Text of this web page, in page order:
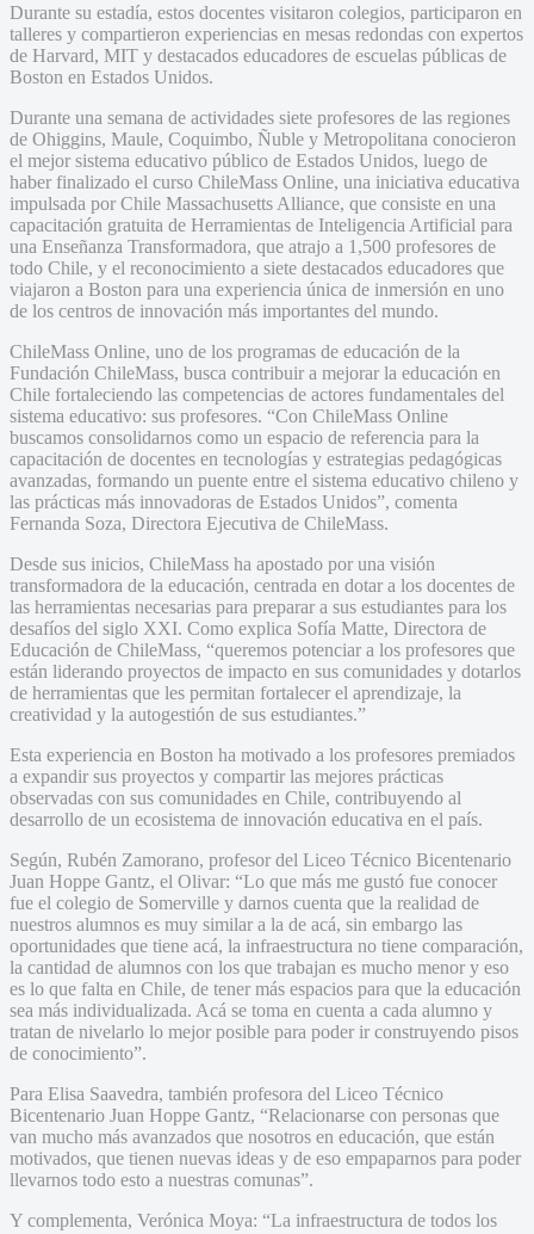
Durante su estadía, estos docentes visitaron colegios, participaron en
talleres y compartieron experiencias en mesas redondas con expertos
de Harvard, MIT y destacados educadores de escuelas públicas de
Boston en Estados Unidos.
Durante una semana de actividades siete profesores de las regiones
de Ohiggins, Maule, Coquimbo, Ñuble y Metropolitana conocieron
el mejor sistema educativo público de Estados Unidos, luego de
haber finalizado el curso ChileMass Online, una iniciativa educativa
impulsada por Chile Massachusetts Alliance, que consiste en una
capacitación gratuita de Herramientas de Inteligencia Artificial para
una Enseñanza Transformadora, que atrajo a 1,500 profesores de
todo Chile, y el reconocimiento a siete destacados educadores que
viajaron a Boston para una experiencia única de inmersión en uno
de los centros de innovación más importantes del mundo.
ChileMass Online, uno de los programas de educación de la
Fundación ChileMass, busca contribuir a mejorar la educación en
Chile fortaleciendo las competencias de actores fundamentales del
sistema educativo: sus profesores. “Con ChileMass Online
buscamos consolidarnos como un espacio de referencia para la
capacitación de docentes en tecnologías y estrategias pedagógicas
avanzadas, formando un puente entre el sistema educativo chileno y
las prácticas más innovadoras de Estados Unidos”, comenta
Fernanda Soza, Directora Ejecutiva de ChileMass.
Desde sus inicios, ChileMass ha apostado por una visión
transformadora de la educación, centrada en dotar a los docentes de
las herramientas necesarias para preparar a sus estudiantes para los
desafíos del siglo XXI. Como explica Sofía Matte, Directora de
Educación de ChileMass, “queremos potenciar a los profesores que
están liderando proyectos de impacto en sus comunidades y dotarlos
de herramientas que les permitan fortalecer el aprendizaje, la
creatividad y la autogestión de sus estudiantes.”
Esta experiencia en Boston ha motivado a los profesores premiados
a expandir sus proyectos y compartir las mejores prácticas
observadas con sus comunidades en Chile, contribuyendo al
desarrollo de un ecosistema de innovación educativa en el país.
Según, Rubén Zamorano, profesor del Liceo Técnico Bicentenario
Juan Hoppe Gantz, el Olivar: “Lo que más me gustó fue conocer
fue el colegio de Somerville y darnos cuenta que la realidad de
nuestros alumnos es muy similar a la de acá, sin embargo las
oportunidades que tiene acá, la infraestructura no tiene comparación,
la cantidad de alumnos con los que trabajan es mucho menor y eso
es lo que falta en Chile, de tener más espacios para que la educación
sea más individualizada. Acá se toma en cuenta a cada alumno y
tratan de nivelarlo lo mejor posible para poder ir construyendo pisos
de conocimiento”.
Para Elisa Saavedra, también profesora del Liceo Técnico
Bicentenario Juan Hoppe Gantz, “Relacionarse con personas que
van mucho más avanzados que nosotros en educación, que están
motivados, que tienen nuevas ideas y de eso empaparnos para poder
llevarnos todo esto a nuestras comunas”.
Y complementa, Verónica Moya: “La infraestructura de todos los